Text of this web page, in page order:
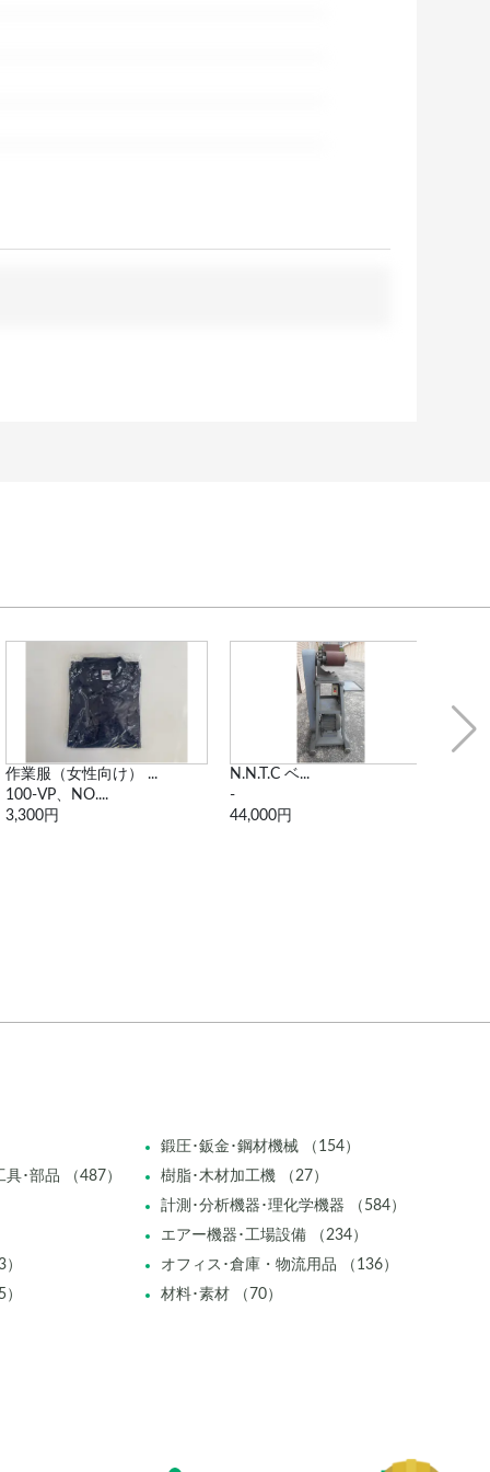
作業服（女性向け） ...
100-VP、NO....
3,300円
N.N.T.C ベ...
-
44,000円
鍛圧･鈑金･鋼材機械 （154）
･部品 （487）
樹脂･木材加工機 （27）
計測･分析機器･理化学機器 （584）
エアー機器･工場設備 （234）
オフィス･倉庫・物流用品 （136）
材料･素材 （70）